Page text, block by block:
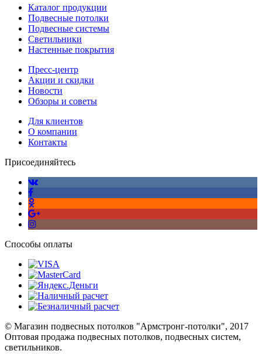
Каталог продукции
Подвесные потолки
Подвесные системы
Светильники
Настенные покрытия
Пресс-центр
Акции и скидки
Новости
Обзоры и советы
Для клиентов
О компании
Контакты
Присоединяйтесь
Способы оплаты
© Магазин подвесных потолков "Армстронг-потолки", 2017
Оптовая продажа подвесных потолков, подвесных систем,
светильников.